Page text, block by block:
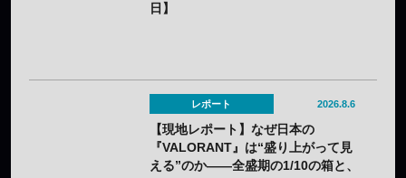
日】
レポート 2026.8.6
【現地レポート】なぜ日本の
『VALORANT』は“盛り上がって見
える”のか——全盛期の1/10の箱と、